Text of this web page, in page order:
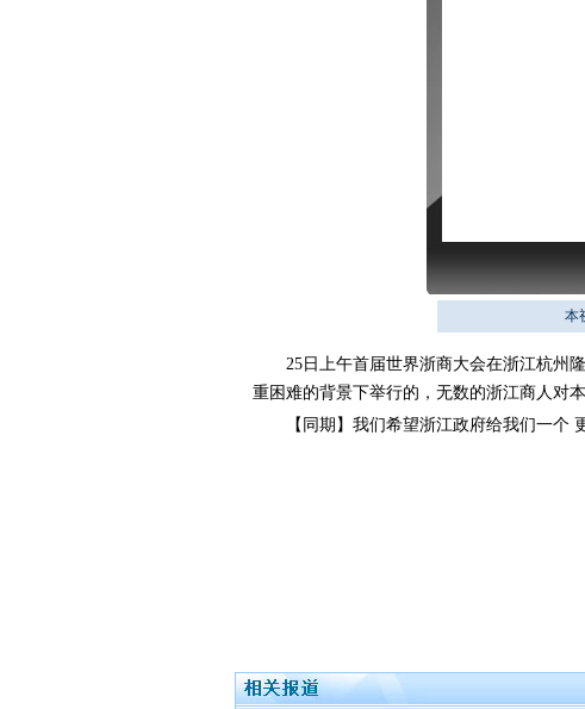
本
25日上午首届世界浙商大会在浙江杭州隆
重困难的背景下举行的，无数的浙江商人对
【同期】我们希望浙江政府给我们一个